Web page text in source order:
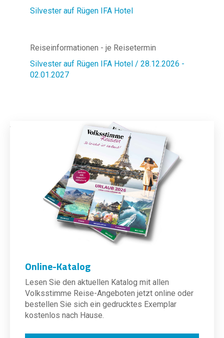
Silvester auf Rügen IFA Hotel
Reiseinformationen - je Reisetermin
Silvester auf Rügen IFA Hotel / 28.12.2026 -
02.01.2027
Online-Katalog
Lesen Sie den aktuellen Katalog mit allen
Volksstimme Reise-Angeboten jetzt online oder
bestellen Sie sich ein gedrucktes Exemplar
kostenlos nach Hause.